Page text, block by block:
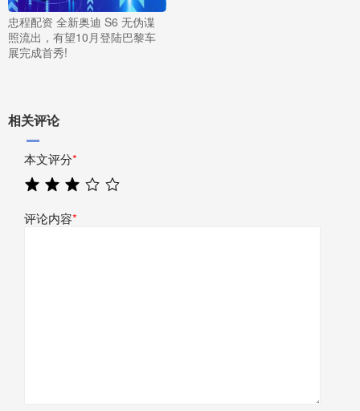
忠程配资 全新奥迪 S6 无伪谍
照流出，有望10月登陆巴黎车
展完成首秀!
相关评论
本文评分*
评论内容*